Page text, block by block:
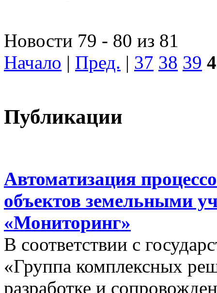
Новости 79 - 80 из 81
Начало | Пред. | 37 38 39
Публикации
Автоматизация
объектов земельными
«Мониторинг»
В соответствии с
«Группа комплексных
разработке и